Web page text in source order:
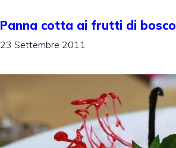
Panna cotta ai frutti di bosco
23 Settembre 2011